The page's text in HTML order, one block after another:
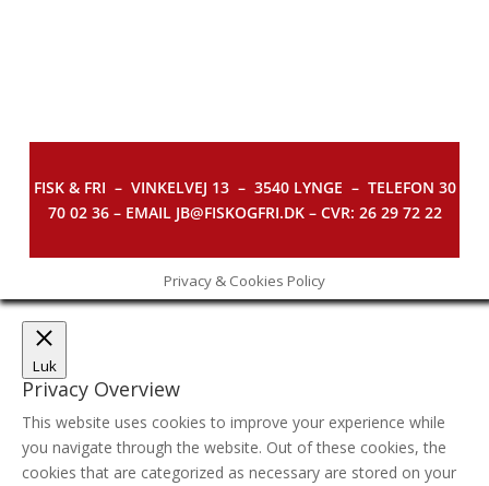
FISK & FRI – VINKELVEJ 13 – 3540 LYNGE – TELEFON 30
70 02 36 – EMAIL JB@FISKOGFRI.DK – CVR: 26 29 72 22
Privacy & Cookies Policy
Luk
Privacy Overview
This website uses cookies to improve your experience while
you navigate through the website. Out of these cookies, the
cookies that are categorized as necessary are stored on your